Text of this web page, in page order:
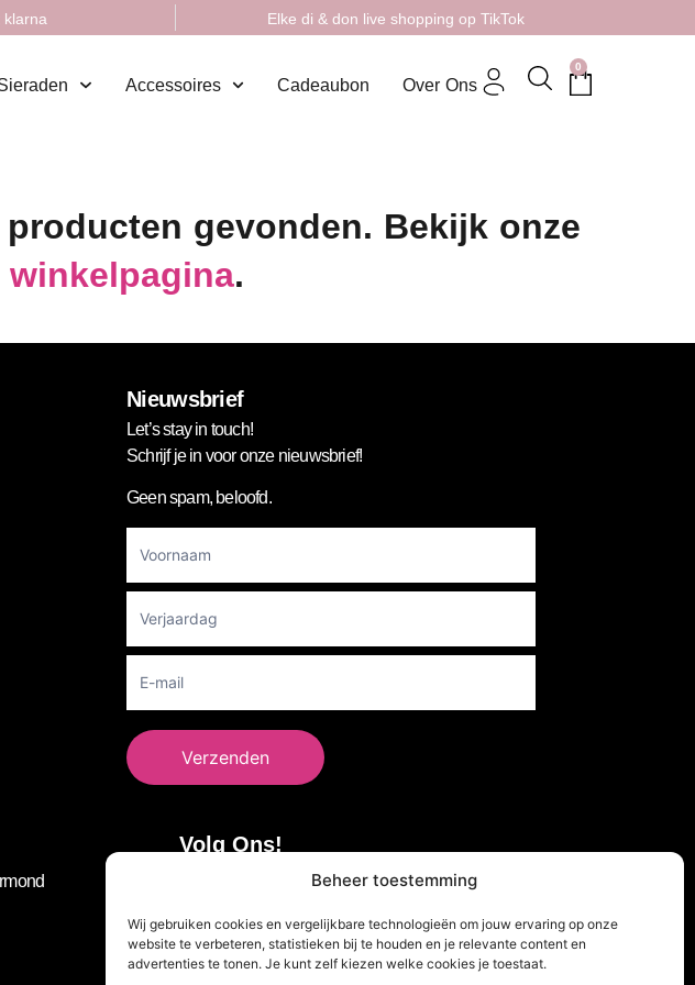
Beheer toestemming
Wij gebruiken cookies en vergelijkbare technologieën om jouw ervaring op onze
website te verbeteren, statistieken bij te houden en je relevante content en
advertenties te tonen. Je kunt zelf kiezen welke cookies je toestaat.
klarna Elke di & don live shopping op TikTok
Accessoires Cadeaubon Over Ons
0
gevonden. Bekijk onze
winkelpagina.
Nieuwsbrief
Let’s stay in touch!
Schrijf je in voor onze nieuwsbrief!
Geen spam, beloofd.
Newsletter
Verzenden
Volg Ons!